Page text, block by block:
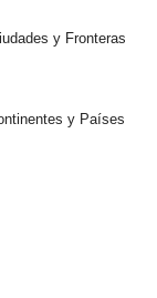
y Fronteras
y Países